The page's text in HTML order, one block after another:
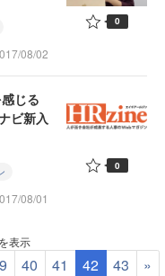
08/02
0
じる
ビ新入
08/01
0
表示
40 41 42 43 »